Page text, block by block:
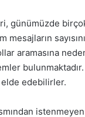
günümüzde
aramasına
edebilirler.